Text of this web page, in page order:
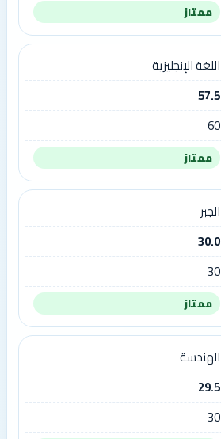
ممتاز
اللغة الإنجليزية
57.5
60
ممتاز
الجبر
30.0
30
ممتاز
الهندسة
29.5
30